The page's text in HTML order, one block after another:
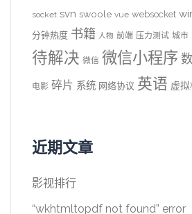
socket svn swoole vue websocket
分钟热度 书籍 人物 前端 压力测试 城市
待解决 微信 微信小程序
电影 碎片 系统 网络协议 英语 虚拟
近期文章
影视排行
“wkhtmltopdf not found” error